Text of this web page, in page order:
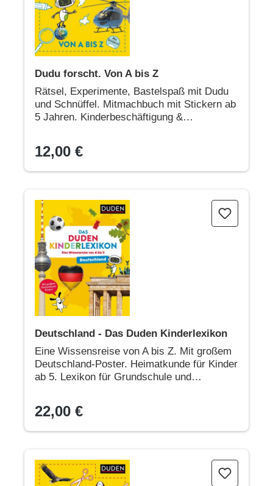
Dudu forscht. Von A bis Z
Rätsel, Experimente, Bastelspaß mit Dudu
und Schnüffel. Mitmachbuch mit Stickern ab
5 Jahren. Kinderbeschäftigung &
12,00 €
Deutschland - Das Duden Kinderlexikon
Deutschland - Das Duden Kinderlexikon
Eine Wissensreise von A bis Z. Mit großem
Deutschland-Poster. Heimatkunde für Kinder
ab 5. Lexikon für Grundschule und
22,00 €
Dudu forscht. Deutschland